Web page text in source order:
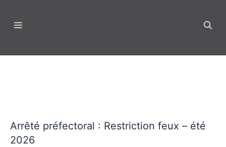
contenu
Menu
Arrêté préfectoral : Restriction feux – été
2026